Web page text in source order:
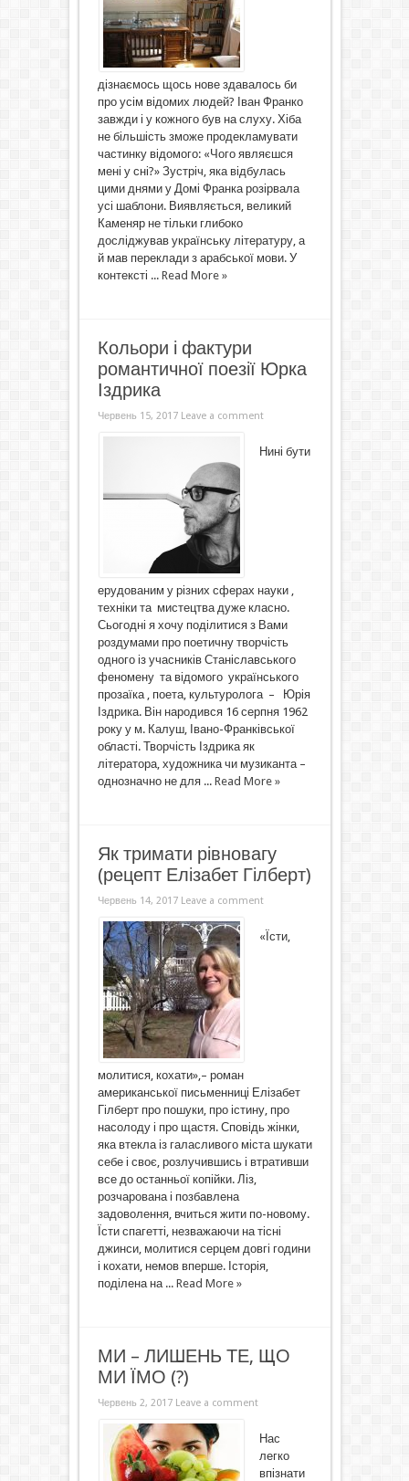
дізнаємось щось нове здавалось би
про усім відомих людей? Іван Франко
завжди і у кожного був на слуху. Хіба
не більшість зможе продекламувати
частинку відомого: «Чого являєшся
мені у сні?» Зустріч, яка відбулась
цими днями у Домі Франка розірвала
усі шаблони. Виявляється, великий
Каменяр не тільки глибоко
досліджував українську літературу, а
й мав переклади з арабської мови. У
контексті ... Read More »
Кольори і фактури
романтичної поезії Юрка
Іздрика
Червень 15, 2017 Leave a comment
Нині бути
ерудованим у різних сферах науки ,
техніки та мистецтва дуже класно.
Сьогодні я хочу поділитися з Вами
роздумами про поетичну творчість
одного із учасників Станіславського
феномену та відомого українського
прозаїка , поета, культуролога – Юрія
Іздрика. Він народився 16 серпня 1962
року у м. Калуш, Івано-Франківської
області. Творчість Іздрика як
літератора, художника чи музиканта –
однозначно не для ... Read More »
Як тримати рівновагу
(рецепт Елізабет Гілберт)
Червень 14, 2017 Leave a comment
«Їсти,
молитися, кохати»,– роман
американської письменниці Елізабет
Гілберт про пошуки, про істину, про
насолоду і про щастя. Сповідь жінки,
яка втекла із галасливого міста шукати
себе і своє, розлучившись і втративши
все до останньої копійки. Ліз,
розчарована і позбавлена
задоволення, вчиться жити по-новому.
Їсти спагетті, незважаючи на тісні
джинси, молитися серцем довгі години
і кохати, немов вперше. Історія,
поділена на ... Read More »
МИ – ЛИШЕНЬ ТЕ, ЩО
МИ ЇМО (?)
Червень 2, 2017 Leave a comment
Нас
легко
впізнати